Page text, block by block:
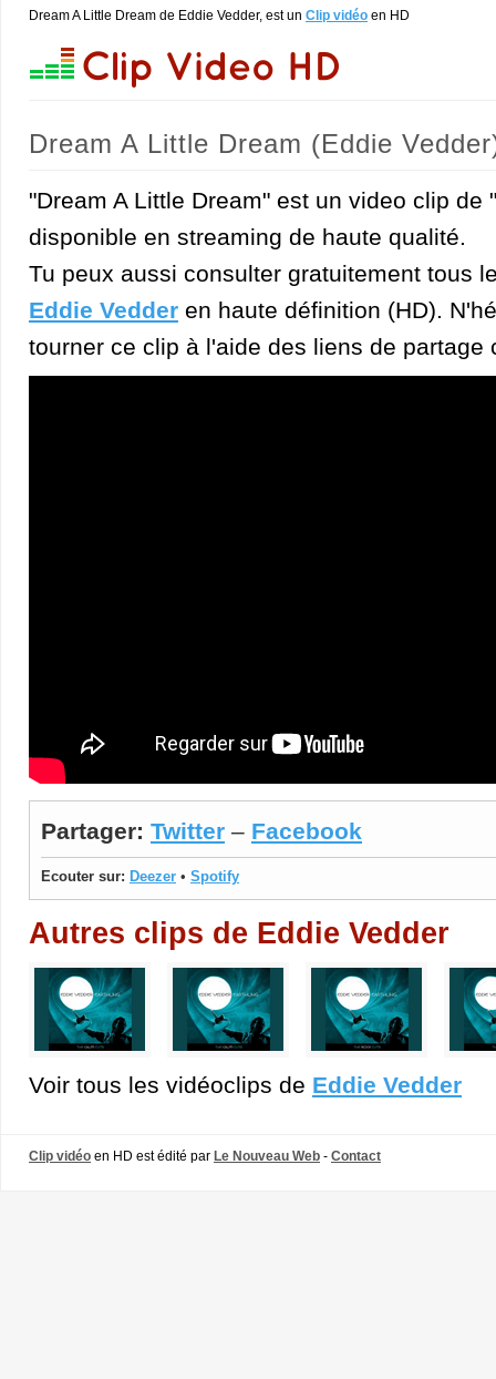
Dream A Little Dream de Eddie Vedder, est un Clip vidéo en HD
Dream A Little Dream (Eddie
"Dream A Little Dream" est un video clip de
disponible en streaming de haute qualité.
Tu peux aussi consulter gratuitement tous
Eddie Vedder en haute définition (HD).
tourner ce clip à l'aide des liens de partage
Partager: Twitter – Facebook
Ecouter sur: Deezer • Spotify
Autres clips de Eddie Vedder
Voir tous les vidéoclips de Eddie Vedder
Clip vidéo en HD est édité par Le Nouveau Web - Contact